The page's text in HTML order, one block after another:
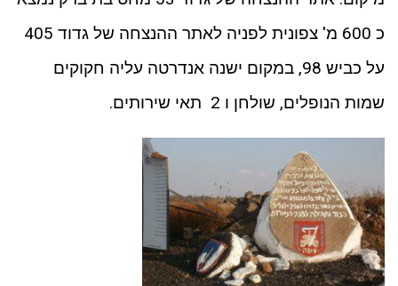
כ 600 מ' צפונית לפניה לאתר ההנצחה של גדוד 405
על כביש 98, במקום ישנה אנדרטה עליה חקוקים
שמות הנופלים, שולחן ו 2 תאי שירותים.